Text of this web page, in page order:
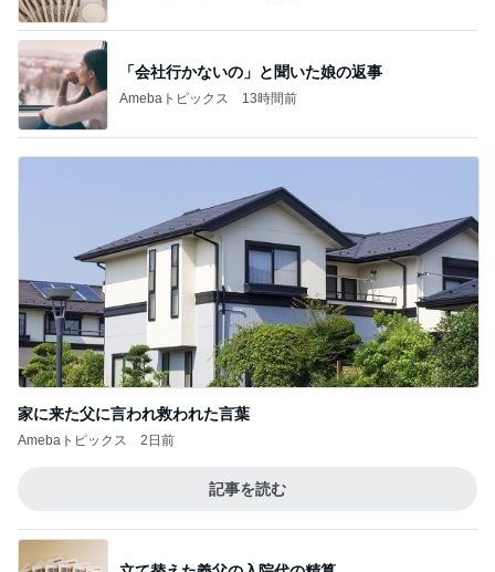
「会社行かないの」と聞いた娘の返事
Amebaトピックス 13時間前
家に来た父に言われ救われた言葉
Amebaトピックス 2日前
記事を読む